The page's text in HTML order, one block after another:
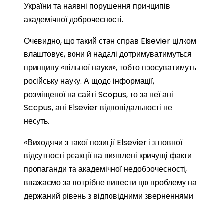
України та наявні порушення принципів
академічної доброчесності.
Очевидно, що такий стан справ Elsevier цілком
влаштовує, вони й надалі дотримуватимуться
принципу «вільної науки», тобто просуватимуть
російську науку. А щодо інформації,
розміщеної на сайті Scopus, то за неї ані
Scopus, ані Elsevier відповідальності не
несуть.
«Виходячи з такої позиції Elsevier і з повної
відсутності реакції на виявлені кричущі факти
пропаганди та академічної недоброчесності,
вважаємо за потрібне вивести цю проблему на
держаний рівень з відповідними зверненнями